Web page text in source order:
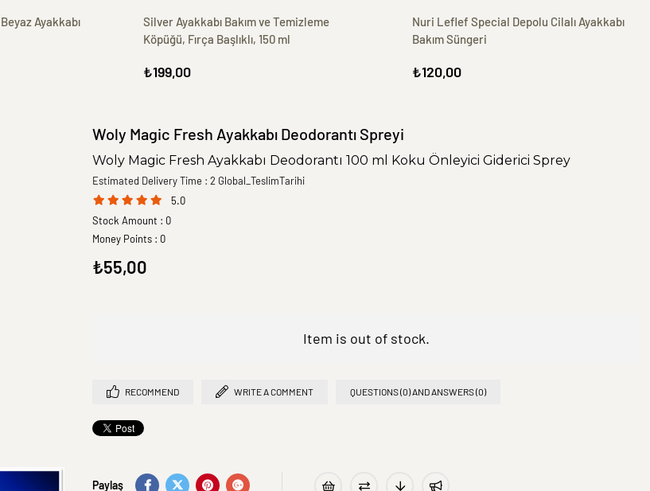
Ayakkabı
Silver Ayakkabı Bakım ve Temizleme
Köpüğü, Fırça Başlıklı, 150 ml
₺199,00
Nuri Leflef Special Depolu Cilalı Ayakkabı
Bakım Süngeri
₺120,00
Woly Magic Fresh Ayakkabı Deodorantı Spreyi
Woly Magic Fresh Ayakkabı Deodorantı 100 ml Koku Önleyici Giderici Sprey
Estimated Delivery Time : 2 Global_TeslimTarihi
5.0
Stock Amount : 0
Money Points : 0
₺55,00
Item is out of stock.
RECOMMEND WRITE A COMMENT QUESTIONS (0) AND ANSWERS (0)
Paylaş